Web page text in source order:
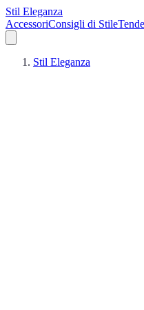
Stil Eleganza
AccessoriConsigli di Stile
Stil Eleganza